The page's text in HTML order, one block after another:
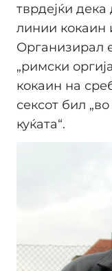
тврдејќи
линии кокаин
Организирал
„римски
кокаин на
сексот бил
куќата“.